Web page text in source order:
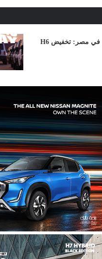
أسعار سيارات هافال في مصر: تخفيض H6